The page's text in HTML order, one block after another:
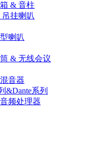
& 音柱
挂喇叭
喇叭
& 无线会议
音器
&Dante系列
频处理器